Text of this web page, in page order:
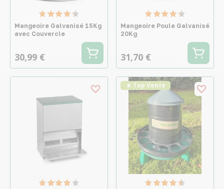
Mangeoire Galvanisé 15Kg
avec Couvercle
30,99 €
Mangeoire Poule Galvanisé
20Kg
31,70 €
★ Top Vente